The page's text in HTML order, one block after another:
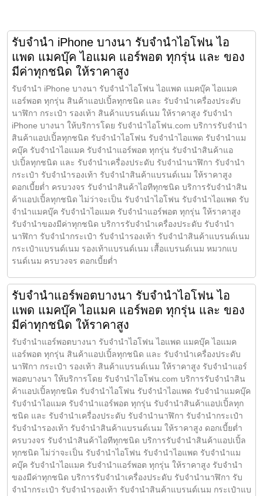
รับจำนำ iPhone บางนา รับจำนำไอโฟน ไอ
แพด แมคบุ๊ค ไอแมค แอร์พอต ทุกรุ่น และ ของ
มีค่าทุกชนิด ให้ราคาสูง
รับจำนำ iPhone บางนา รับจำนำไอโฟน ไอแพด แมคบุ๊ค ไอแมค
แอร์พอต ทุกรุ่น สินค้าแอปเปิ้ลทุกชนิด และ รับจำนำเครื่องประดับ
นาฬิกา กระเป๋า รองเท้า สินค้าแบรนด์เนม ให้ราคาสูง รับจำนำ
iPhone บางนา ให้บริการโดย รับจํานําไอโฟน.com บริการรับจำนำ
สินค้าแอปเปิ้ลทุกชนิด รับจำนำไอโฟน รับจำนำไอแพด รับจำนำแม
คบุ๊ค รับจำนำไอแมค รับจำนำแอร์พอต ทุกรุ่น รับจำนำสินค้าแอ
ปเปิ้ลทุกชนิด และ รับจำนำเครื่องประดับ รับจำนำนาฬิกา รับจำนำ
กระเป๋า รับจำนำรองเท้า รับจำนำสินค้าแบรนด์เนม ให้ราคาสูง
ดอกเบี้ยต่ำ ครบวงจร รับจำนำสินค้าไอทีทุกชนิด บริการรับจำนำสิน
ค้าแอปเปิ้ลทุกชนิด ไม่ว่าจะเป็น รับจำนำไอโฟน รับจำนำไอแพด รับ
จำนำแมคบุ๊ค รับจำนำไอแมค รับจำนำแอร์พอต ทุกรุ่น ให้ราคาสูง
รับจำนำของมีค่าทุกชนิด บริการรับจำนำเครื่องประดับ รับจำนำ
นาฬิกา รับจำนำกระเป๋า รับจำนำรองเท้า รับจำนำสินค้าแบรนด์เนม
กระเป๋าแบรนด์เนม รองเท้าแบรนด์เนม เสื้อแบรนด์เนม หมวกแบ
รนด์เนม ครบวงจร ดอกเบี้ยต่ำ
รับจำนำแอร์พอตบางนา รับจำนำไอโฟน ไอ
แพด แมคบุ๊ค ไอแมค แอร์พอต ทุกรุ่น และ ของ
มีค่าทุกชนิด ให้ราคาสูง
รับจำนำแอร์พอตบางนา รับจำนำไอโฟน ไอแพด แมคบุ๊ค ไอแมค
แอร์พอต ทุกรุ่น สินค้าแอปเปิ้ลทุกชนิด และ รับจำนำเครื่องประดับ
นาฬิกา กระเป๋า รองเท้า สินค้าแบรนด์เนม ให้ราคาสูง รับจำนำแอร์
พอตบางนา ให้บริการโดย รับจํานําไอโฟน.com บริการรับจำนำสิน
ค้าแอปเปิ้ลทุกชนิด รับจำนำไอโฟน รับจำนำไอแพด รับจำนำแมคบุ๊ค
รับจำนำไอแมค รับจำนำแอร์พอต ทุกรุ่น รับจำนำสินค้าแอปเปิ้ลทุก
ชนิด และ รับจำนำเครื่องประดับ รับจำนำนาฬิกา รับจำนำกระเป๋า
รับจำนำรองเท้า รับจำนำสินค้าแบรนด์เนม ให้ราคาสูง ดอกเบี้ยต่ำ
ครบวงจร รับจำนำสินค้าไอทีทุกชนิด บริการรับจำนำสินค้าแอปเปิ้ล
ทุกชนิด ไม่ว่าจะเป็น รับจำนำไอโฟน รับจำนำไอแพด รับจำนำแม
คบุ๊ค รับจำนำไอแมค รับจำนำแอร์พอต ทุกรุ่น ให้ราคาสูง รับจำนำ
ของมีค่าทุกชนิด บริการรับจำนำเครื่องประดับ รับจำนำนาฬิกา รับ
จำนำกระเป๋า รับจำนำรองเท้า รับจำนำสินค้าแบรนด์เนม กระเป๋าแบ